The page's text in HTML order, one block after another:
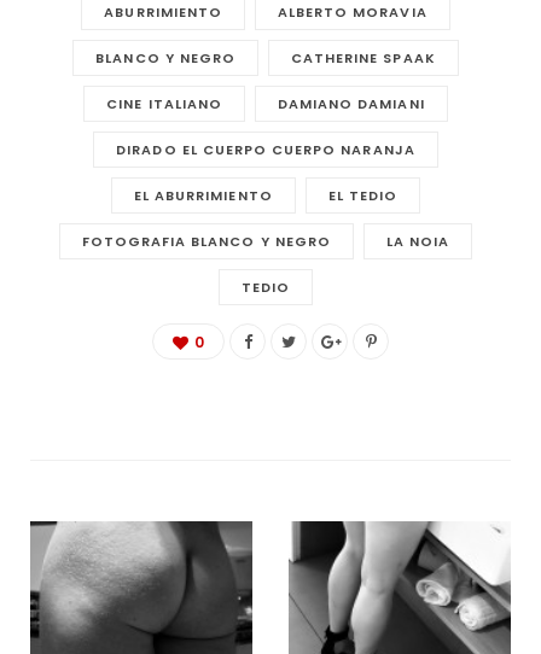
ABURRIMIENTO ALBERTO MORAVIA
BLANCO Y NEGRO CATHERINE SPAAK
CINE ITALIANO DAMIANO DAMIANI
DIRADO EL CUERPO CUERPO NARANJA
EL ABURRIMIENTO EL TEDIO
FOTOGRAFIA BLANCO Y NEGRO LA NOIA
TEDIO
0